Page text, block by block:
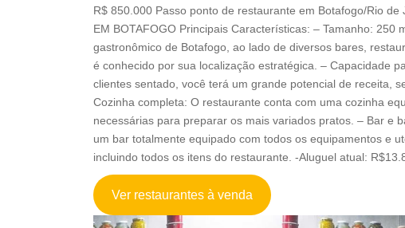
R$ 850.000 Passo ponto de restaurante em Botafogo/Rio de
EM BOTAFOGO Principais Características: – Tamanho:
gastronômico de Botafogo, ao lado de diversos bares,
é conhecido por sua localização estratégica. – Capacidade
clientes sentado, você terá um grande potencial de receita,
Cozinha completa: O restaurante conta com uma cozinha
necessárias para preparar os mais variados pratos. – Bar e
um bar totalmente equipado com todos os equipamentos e
incluindo todos os itens do restaurante. -Aluguel atual:
Ver restaurantes à venda